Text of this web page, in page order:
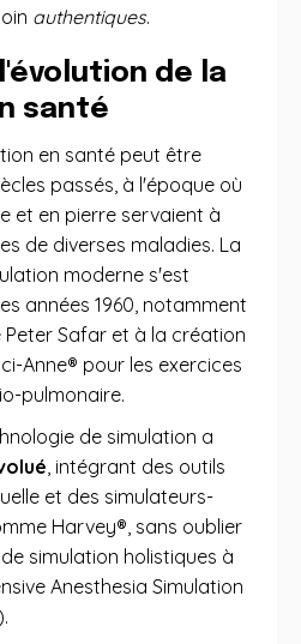
authentiques.
de la
santé
en santé peut être
passés, à l'époque où
et en pierre servaient à
de diverses maladies. La
moderne s'est
années 1960, notamment
Safar et à la création
Anne® pour les exercices
pulmonaire.
de simulation a
, intégrant des outils
et des simulateurs-
Harvey®, sans oublier
simulation holistiques à
Anesthesia Simulation